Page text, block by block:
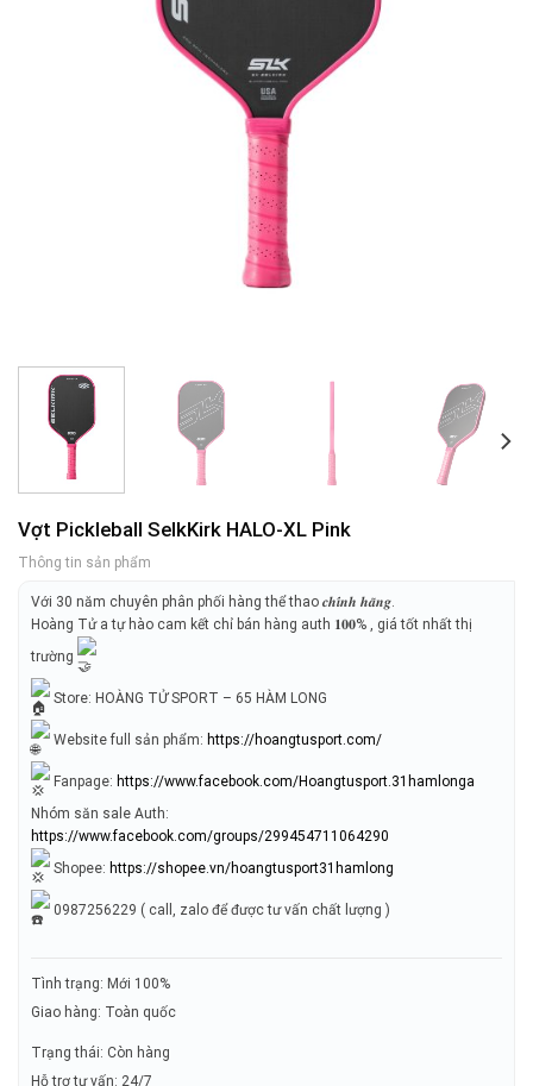
Vợt Pickleball SelkKirk HALO-XL Pink
Thông tin sản phẩm
Với 30 năm chuyên phân phối hàng thể thao 𝒄𝒉𝒊́𝒏𝒉 𝒉𝒂̃𝒏𝒈.
Hoàng Tử a tự hào cam kết chỉ bán hàng auth 𝟏𝟎𝟎% , giá tốt nhất thị
trường
Store: HOÀNG TỬ SPORT – 65 HÀM LONG
Website full sản phẩm: https://hoangtusport.com/
Fanpage: https://www.facebook.com/Hoangtusport.31hamlonga
Nhóm săn sale Auth:
https://www.facebook.com/groups/299454711064290
Shopee: https://shopee.vn/hoangtusport31hamlong
0987256229 ( call, zalo để được tư vấn chất lượng )
Tình trạng: Mới 100%
Giao hàng: Toàn quốc
Trạng thái: Còn hàng
Hỗ trợ tư vấn: 24/7